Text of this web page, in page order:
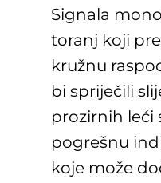
Signala
toranj koji
kružnu
bi spriječili
prozirnih leći
pogrešnu
koje može